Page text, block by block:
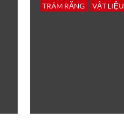
TRÁM RĂNG
VẬT LIỆU